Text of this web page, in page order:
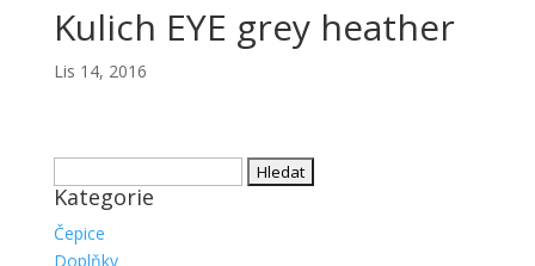
Kulich EYE grey heather
Lis 14, 2016
Kategorie
Čepice
Doplňky